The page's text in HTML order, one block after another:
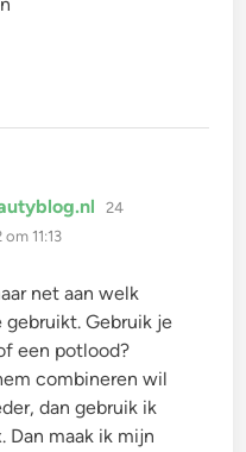
schreef:
24
11:13
net aan welk
gebruikt. Gebruik je
een potlood?
combineren wil
dan gebruik ik
Dan maak ik mijn